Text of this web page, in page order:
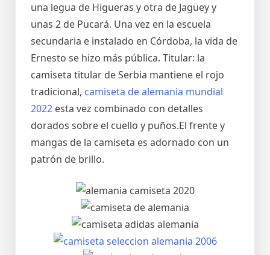
una legua de Higueras y otra de Jagüey y
unas 2 de Pucará. Una vez en la escuela
secundaria e instalado en Córdoba, la vida de
Ernesto se hizo más pública. Titular: la
camiseta titular de Serbia mantiene el rojo
tradicional, camiseta de alemania mundial
2022 esta vez combinado con detalles
dorados sobre el cuello y puños.El frente y
mangas de la camiseta es adornado con un
patrón de brillo.